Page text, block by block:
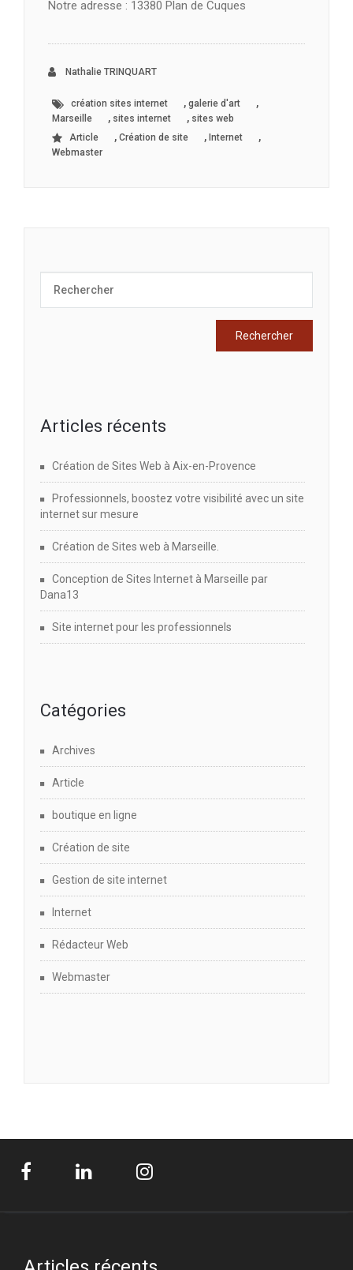
Notre adresse : 13380 Plan de Cuques
Nathalie TRINQUART
création sites internet , galerie d'art ,
Marseille , sites internet , sites web
Article
, Création de site , Internet ,
Webmaster
Articles récents
Création de Sites Web à Aix-en-Provence
Professionnels, boostez votre visibilité avec un site
internet sur mesure
Création de Sites web à Marseille.
Conception de Sites Internet à Marseille par
Dana13
Site internet pour les professionnels
Catégories
Archives
Article
boutique en ligne
Création de site
Gestion de site internet
Internet
Rédacteur Web
Webmaster